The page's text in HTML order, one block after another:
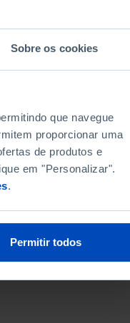
Sobre os cookies
que navegue
proporcionar uma
de produtos e
em "Personalizar".
.
Permitir todos
ORDENAR POR